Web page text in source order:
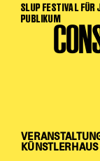
SLUP FESTIVAL FÜR
PUBLIKUM
KÜNSTLERHAUS